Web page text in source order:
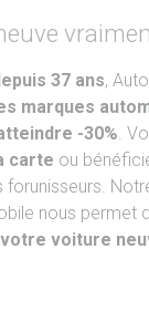
37 ans,
marques
-30%.
carte ou
forunisseurs.
nous permet
voiture